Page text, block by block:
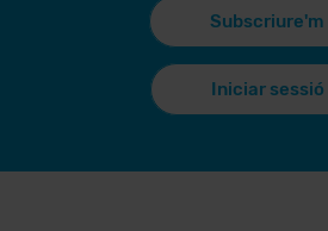
Subscriure'm
Iniciar sessió